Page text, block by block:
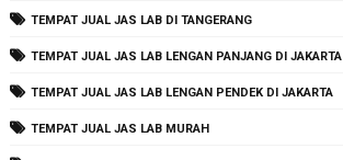
TEMPAT JUAL JAS LAB DI TANGERANG
TEMPAT JUAL JAS LAB LENGAN PANJANG DI JAKARTA
TEMPAT JUAL JAS LAB LENGAN PENDEK DI JAKARTA
TEMPAT JUAL JAS LAB MURAH